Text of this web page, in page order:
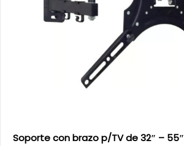
Soporte con brazo p/TV de 32″ – 55″